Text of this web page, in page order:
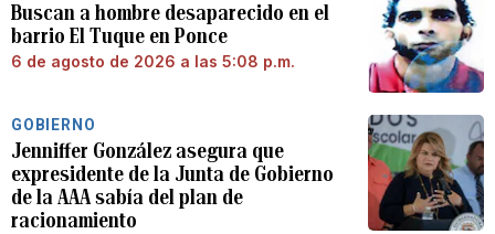
Buscan a hombre desaparecido en el
barrio El Tuque en Ponce
6 de agosto de 2026 a las 5:08 p.m.
GOBIERNO
Jenniffer González asegura que
expresidente de la Junta de Gobierno
de la AAA sabía del plan de
racionamiento